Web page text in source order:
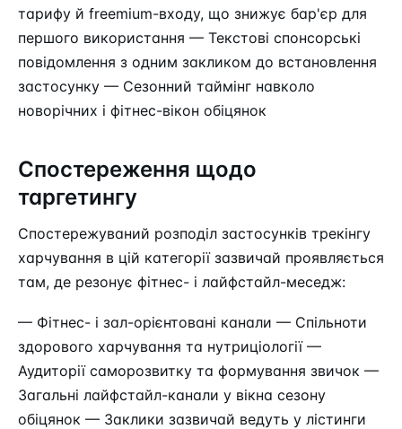
тарифу й freemium-входу, що знижує бар'єр для
першого використання — Текстові спонсорські
повідомлення з одним закликом до встановлення
застосунку — Сезонний таймінг навколо
новорічних і фітнес-вікон обіцянок
Спостереження щодо
таргетингу
Спостережуваний розподіл застосунків трекінгу
харчування в цій категорії зазвичай проявляється
там, де резонує фітнес- і лайфстайл-меседж:
— Фітнес- і зал-орієнтовані канали — Спільноти
здорового харчування та нутриціології —
Аудиторії саморозвитку та формування звичок —
Загальні лайфстайл-канали у вікна сезону
обіцянок — Заклики зазвичай ведуть у лістинги